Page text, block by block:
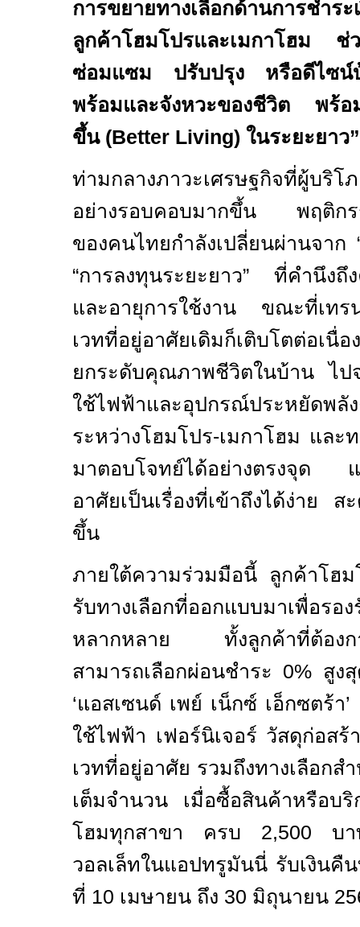
การขยายทางเลือกด้านการชำร
ลูกค้าโฮมโปรและเมกาโฮม ช่
ซ่อมแซม ปรับปรุง หรือดีไซน์บ้
พร้อมและจังหวะของชีวิต พร้อ
ขึ้น (Better Living) ในระยะยาว”
ท่ามกลางภาวะเศรษฐกิจที่ผู้บริโ
อย่างรอบคอบมากขึ้น พฤติกรร
ของคนไทยกำลังเปลี่ยนผ่านจาก
“การลงทุนระยะยาว” ที่คำนึงถึ
และอายุการใช้งาน ขณะที่เทร
เวทที่อยู่อาศัยเดิมก็เติบโตต่อเนื่
ยกระดับคุณภาพชีวิตในบ้าน ไปจ
ใช้ไฟฟ้าและอุปกรณ์ประหยัด
ระหว่างโฮมโปร-เมกาโฮม และ
มาตอบโจทย์ได้อย่างตรงจุด แ
อาศัยเป็นเรื่องที่เข้าถึงได้ง่าย
ขึ้น
ภายใต้ความร่วมมือนี้ ลูกค้าโฮม
รับทางเลือกที่ออกแบบมาเพื่อรอ
หลากหลาย ทั้งลูกค้าที่ต้องกา
สามารถเลือกผ่อนชำระ 0% สูง
‘แอสเซนด์ เพย์ เน็กซ์ เอ็กซตร้า’
ใช้ไฟฟ้า เฟอร์นิเจอร์ วัสดุก่อสร้
เวทที่อยู่อาศัย รวมถึงทางเลือก
เต็มจำนวน เมื่อซื้อสินค้าหรือบริ
โฮมทุกสาขา ครบ 2,500 บ
วอลเล็ทในแอปทรูมันนี่ รับเงิน
ที่ 10 เมษายน ถึง 30 มิถุนายน